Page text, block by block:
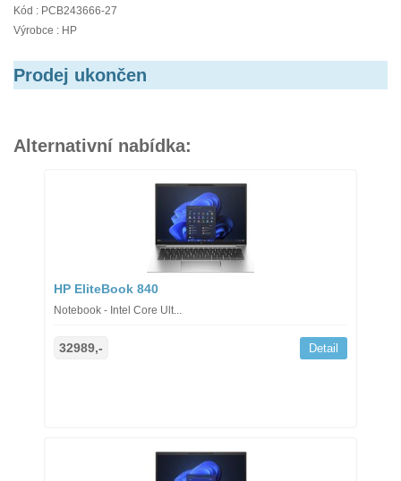
Kód : PCB243666-27
Výrobce : HP
Prodej ukončen
Alternativní nabídka:
HP EliteBook 840
Notebook - Intel Core Ult...
32989,- Detail